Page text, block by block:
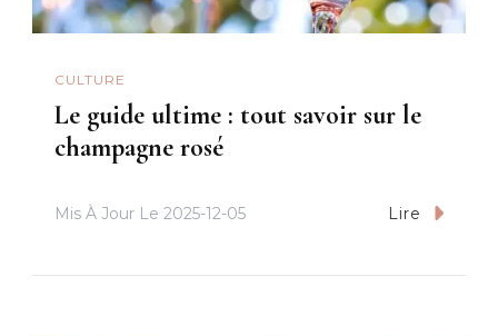
CULTURE
Le guide ultime : tout savoir sur le
champagne rosé
Mis À Jour Le 2025-12-05 Lire